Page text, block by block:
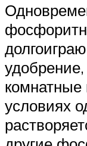
условиях